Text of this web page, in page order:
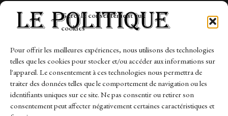
Gérer le consentement aux
cookies
Pour offrir les meilleures expériences, nous utilisons des technologies
telles que les cookies pour stocker et/ou accéder aux informations sur
l'appareil. Le consentement à ces technologies nous permettra de
traiter des données telles que le comportement de navigation ou les
identifiants uniques sur ce site. Ne pas consentir ou retirer son
consentement peut affecter négativement certaines caractéristiques et
Links
Contact
Sitemap